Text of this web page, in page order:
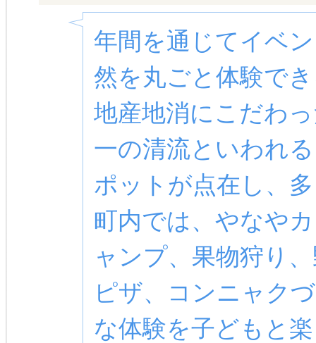
年間を通じてイベ
然を丸ごと体験で
地産地消にこだわ
一の清流といわれ
ポットが点在し、
町内では、やなや
ャンプ、果物狩り
ピザ、コンニャク
な体験を子どもと